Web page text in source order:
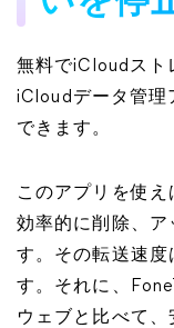
無料でiCloudスト
iCloudデータ管理
できます。
このアプリを使
効率的に削除、ア
す。その転送速
す。それに、
ウェブと比べて